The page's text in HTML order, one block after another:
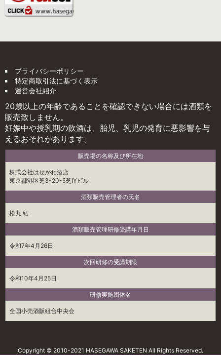
プライバシーポリシー
特定商取引法に基づく表示
運営会社紹介
20歳以上の年齢であることを確認できない場合には酒類を
販売致しません。
妊娠中や授乳期の飲酒は、胎児、乳児の発育に悪影響を与
えるおそれがあります。
販売場の名称及び所在地
株式会社はせがわ酒店
東京都港区芝3-20-5芝IYビル
酒類販売管理者の氏名
松丸 結
酒類販売管理研修受講年月日
令和7年4月26日
次回研修の受講期限
令和10年4月25日
研修実施団体名
全国小売酒販組合中央会
Copyright © 2010-2021 HASEGAWA SAKETEN All Rights Reserved.